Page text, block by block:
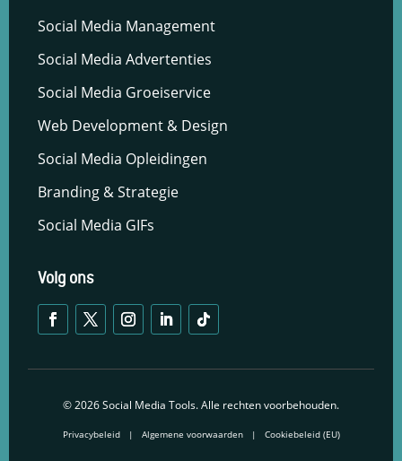
Social Media Management
Social Media Advertenties
Social Media Groeiservice
Web Development & Design
Social Media Opleidingen
Branding & Strategie
Social Media GIFs
Volg ons
© 2026 Social Media Tools. Alle rechten voorbehouden.
Privacybeleid| Algemene voorwaarden| Cookiebeleid (EU)